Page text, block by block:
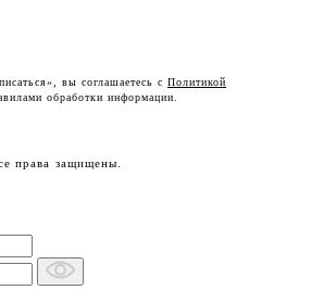
вы соглашаетесь с Политикой
обработки информации.
права защищены.